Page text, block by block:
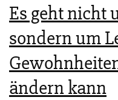
Es geht nicht
sondern um
ändern kann